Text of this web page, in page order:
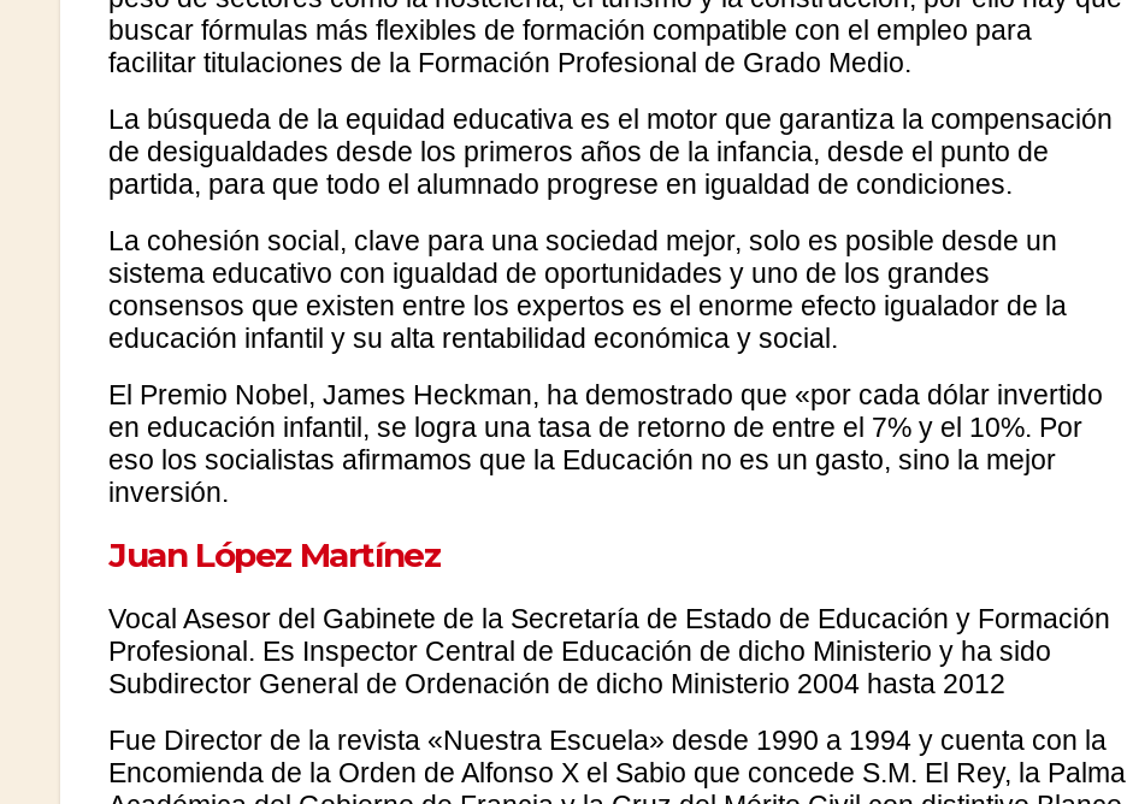
buscar fórmulas más flexibles de formación compatible con el empleo para
facilitar titulaciones de la Formación Profesional de Grado Medio.
La búsqueda de la equidad educativa es el motor que garantiza la compensación
de desigualdades desde los primeros años de la infancia, desde el punto de
partida, para que todo el alumnado progrese en igualdad de condiciones.
La cohesión social, clave para una sociedad mejor, solo es posible desde un
sistema educativo con igualdad de oportunidades y uno de los grandes
consensos que existen entre los expertos es el enorme efecto igualador de la
educación infantil y su alta rentabilidad económica y social.
El Premio Nobel, James Heckman, ha demostrado que «por cada dólar invertido
en educación infantil, se logra una tasa de retorno de entre el 7% y el 10%. Por
eso los socialistas afirmamos que la Educación no es un gasto, sino la mejor
inversión.
Juan López Martínez
Vocal Asesor del Gabinete de la Secretaría de Estado de Educación y Formación
Profesional. Es Inspector Central de Educación de dicho Ministerio y ha sido
Subdirector General de Ordenación de dicho Ministerio 2004 hasta 2012
Fue Director de la revista «Nuestra Escuela» desde 1990 a 1994 y cuenta con la
Encomienda de la Orden de Alfonso X el Sabio que concede S.M. El Rey, la Palma